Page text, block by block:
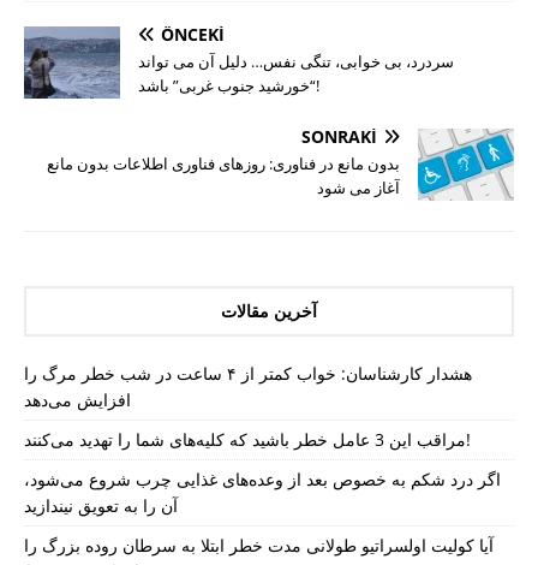
ÖNCEKI
سردرد، بی خوابی، تنگی نفس… دلیل آن می تواند
“خورشید جنوب غربی” باشد!
SONRAKI
بدون مانع در فناوری: روزهای فناوری اطلاعات بدون مانع
آغاز می شود
آخرین مقالات
هشدار کارشناسان: خواب کمتر از ۴ ساعت در شب خطر مرگ را
افزایش می‌دهد
مراقب این 3 عامل خطر باشید که کلیه‌های شما را تهدید می‌کنند!
اگر درد شکم به خصوص بعد از وعده‌های غذایی چرب شروع می‌شود،
آن را به تعویق نیندازید
آیا کولیت اولسراتیو طولانی مدت خطر ابتلا به سرطان روده بزرگ را